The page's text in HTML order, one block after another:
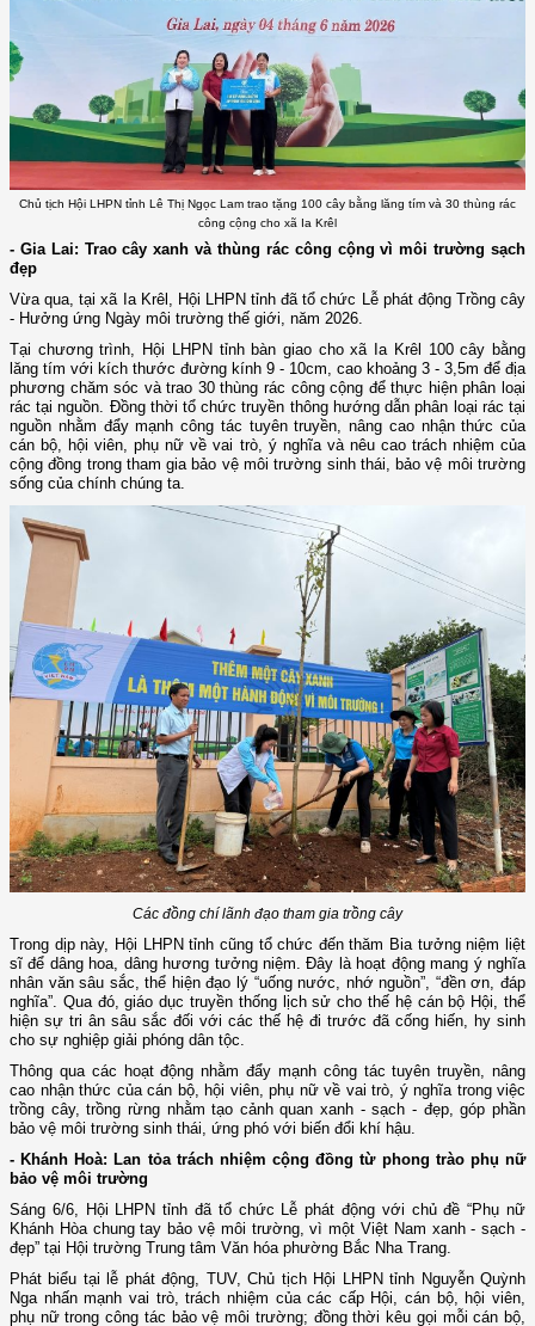
Chủ tịch Hội LHPN tỉnh Lê Thị Ngọc Lam trao tặng 100 cây bằng lăng tím và 30 thùng rác
công cộng cho xã Ia Krêl
- Gia Lai: Trao cây xanh và thùng rác công cộng vì môi trường sạch
đẹp
Vừa qua, tại xã Ia Krêl, Hội LHPN tỉnh đã tổ chức Lễ phát động Trồng cây
- Hưởng ứng Ngày môi trường thế giới, năm 2026.
Tại chương trình, Hội LHPN tỉnh bàn giao cho xã Ia Krêl 100 cây bằng
lăng tím với kích thước đường kính 9 - 10cm, cao khoảng 3 - 3,5m để địa
phương chăm sóc và trao 30 thùng rác công cộng để thực hiện phân loại
rác tại nguồn. Đồng thời tổ chức truyền thông hướng dẫn phân loại rác tại
nguồn nhằm đẩy mạnh công tác tuyên truyền, nâng cao nhận thức của
cán bộ, hội viên, phụ nữ về vai trò, ý nghĩa và nêu cao trách nhiệm của
cộng đồng trong tham gia bảo vệ môi trường sinh thái, bảo vệ môi trường
sống của chính chúng ta.
Các đồng chí lãnh đạo tham gia trồng cây
Trong dịp này, Hội LHPN tỉnh cũng tổ chức đến thăm Bia tưởng niệm liệt
sĩ để dâng hoa, dâng hương tưởng niệm. Đây là hoạt động mang ý nghĩa
nhân văn sâu sắc, thể hiện đạo lý “uống nước, nhớ nguồn”, “đền ơn, đáp
nghĩa”. Qua đó, giáo dục truyền thống lịch sử cho thế hệ cán bộ Hội, thể
hiện sự tri ân sâu sắc đối với các thế hệ đi trước đã cống hiến, hy sinh
cho sự nghiệp giải phóng dân tộc.
Thông qua các hoạt động nhằm đẩy mạnh công tác tuyên truyền, nâng
cao nhận thức của cán bộ, hội viên, phụ nữ về vai trò, ý nghĩa trong việc
trồng cây, trồng rừng nhằm tạo cảnh quan xanh - sạch - đẹp, góp phần
bảo vệ môi trường sinh thái, ứng phó với biến đổi khí hậu.
- Khánh Hoà: Lan tỏa trách nhiệm cộng đồng từ phong trào phụ nữ
bảo vệ môi trường
Sáng 6/6, Hội LHPN tỉnh đã tổ chức Lễ phát động với chủ đề “Phụ nữ
Khánh Hòa chung tay bảo vệ môi trường, vì một Việt Nam xanh - sạch -
đẹp” tại Hội trường Trung tâm Văn hóa phường Bắc Nha Trang.
Phát biểu tại lễ phát động, TUV, Chủ tịch Hội LHPN tỉnh Nguyễn Quỳnh
Nga nhấn mạnh vai trò, trách nhiệm của các cấp Hội, cán bộ, hội viên,
phụ nữ trong công tác bảo vệ môi trường; đồng thời kêu gọi mỗi cán bộ,